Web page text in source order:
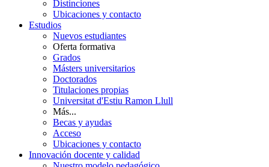
Distinciones
Ubicaciones y contacto
Estudios
Nuevos estudiantes
Oferta formativa
Grados
Másters universitarios
Doctorados
Titulaciones propias
Universitat d'Estiu Ramon Llull
Más...
Becas y ayudas
Acceso
Ubicaciones y contacto
Innovación docente y calidad